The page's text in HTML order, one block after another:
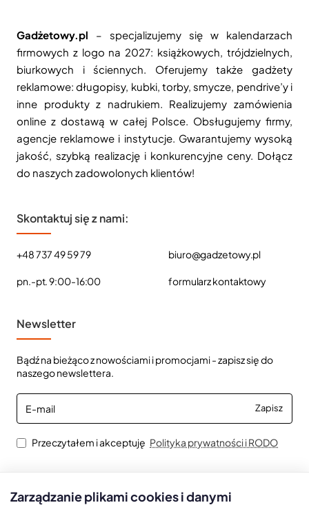
Gadżetowy.pl – specjalizujemy się w kalendarzach
firmowych z logo na 2027: książkowych, trójdzielnych,
biurkowych i ściennych. Oferujemy także gadżety
reklamowe: długopisy, kubki, torby, smycze, pendrive’y i
inne produkty z nadrukiem. Realizujemy zamówienia
online z dostawą w całej Polsce. Obsługujemy firmy,
agencje reklamowe i instytucje. Gwarantujemy wysoką
jakość, szybką realizację i konkurencyjne ceny. Dołącz
do naszych zadowolonych klientów!
Skontaktuj się z nami:
+48 737 49 59 79
pn.-pt. 9:00-16:00
biuro@gadzetowy.pl
formularz kontaktowy
Newsletter
Bądź na bieżąco z nowościami i promocjami - zapisz się do
naszego newslettera.
E-
mail
Zapisz
Przeczytałem i akceptuję Polityka prywatności i RODO
Zarządzanie plikami cookies i danymi